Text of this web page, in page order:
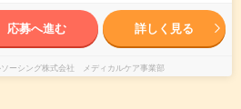
応募へ進む 詳しく見る
ソーシング株式会社 メディカルケア事業部